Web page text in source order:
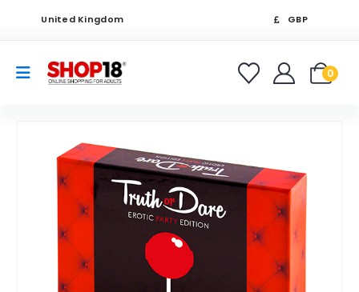
United Kingdom GBP
0